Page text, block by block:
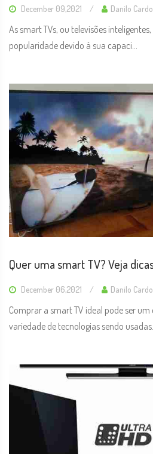
December 09,2021 Danilo
As smart TVs, ou televisões
popularidade devido à sua capaci...
Quer uma smart TV? Veja
December 06,2021 Danilo
Comprar a smart TV ideal pode ser
variedade de tecnologias sendo